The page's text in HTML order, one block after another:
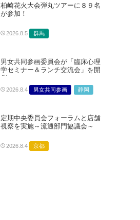
柏崎花火大会弾丸ツアーに８９名
が参加！
2026.8.5 群馬
男女共同参画委員会が「臨床心理
学セミナー＆ランチ交流会」を開
催
2026.8.4 男女共同参画 静岡
定期中央委員会フォーラムと店舗
視察を実施～流通部門協議会～
2026.8.4 京都